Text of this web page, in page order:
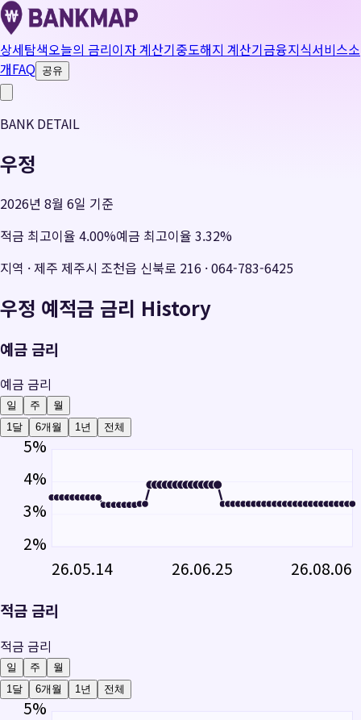
상세탐색오늘의 금리이자 계산기중도해지 계산기금융지식서비스소
개FAQ 공유
BANK DETAIL
우정
2026년 8월 6일 기준
적금 최고이율 4.00%예금 최고이율 3.32%
지역 ·제주 제주시 조천읍 신북로 216 ·064-783-6425
우정 예적금 금리 History
예금 금리
예금 금리
일 주
월
1달
6개월 1년 전체
5%
4%
3%
2%
26.05.14
26.06.25 26.08.06
적금 금리
적금 금리
일 주
월
1달
6개월 1년 전체
5%